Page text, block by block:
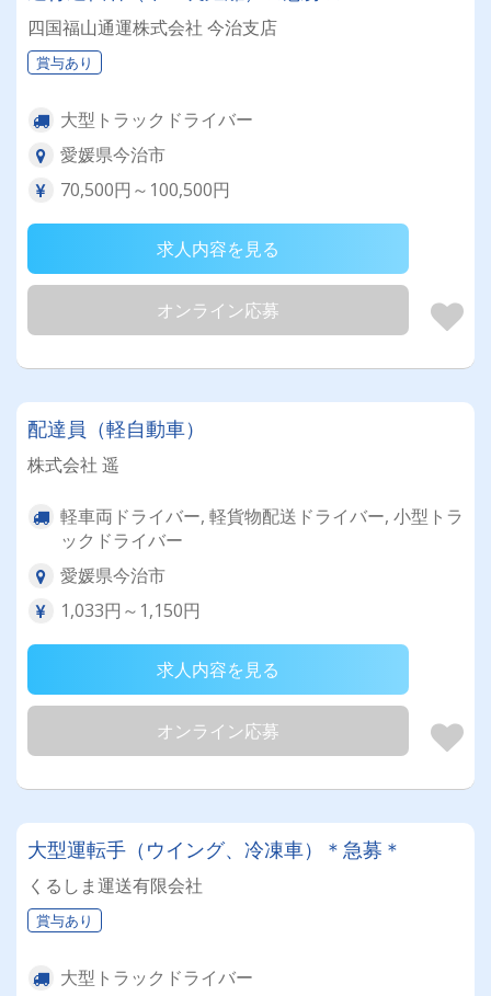
四国福山通運株式会社 今治支店
賞与あり
大型トラックドライバー
愛媛県今治市
70,500円～100,500円
求人内容を見る
オンライン応募
配達員（軽自動車）
株式会社 遥
軽車両ドライバー, 軽貨物配送ドライバー, 小型トラ
ックドライバー
愛媛県今治市
1,033円～1,150円
求人内容を見る
オンライン応募
大型運転手（ウイング、冷凍車）＊急募＊
くるしま運送有限会社
賞与あり
大型トラックドライバー